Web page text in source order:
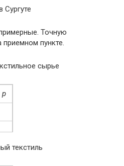
Точную
пункте.
сырье
р
текстиль